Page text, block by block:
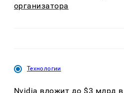
организатора
Технологии
Nvidia вложит до $3 млрд